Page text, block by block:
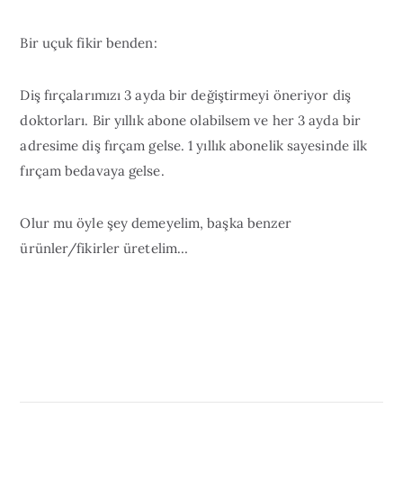
Bir uçuk fikir benden:
Diş fırçalarımızı 3 ayda bir değiştirmeyi öneriyor diş
doktorları. Bir yıllık abone olabilsem ve her 3 ayda bir
adresime diş fırçam gelse. 1 yıllık abonelik sayesinde ilk
fırçam bedavaya gelse.
Olur mu öyle şey demeyelim, başka benzer
ürünler/fikirler üretelim…